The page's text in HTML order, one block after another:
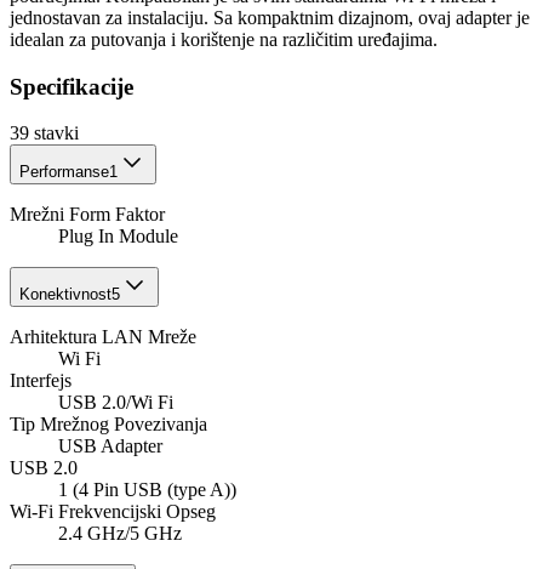
jednostavan za instalaciju. Sa kompaktnim dizajnom, ovaj adapter je
idealan za putovanja i korištenje na različitim uređajima.
Specifikacije
39 stavki
Performanse1
Mrežni Form Faktor
Plug In Module
Konektivnost5
Arhitektura LAN Mreže
Wi Fi
Interfejs
USB 2.0/Wi Fi
Tip Mrežnog Povezivanja
USB Adapter
USB 2.0
1 (4 Pin USB (type A))
Wi-Fi Frekvencijski Opseg
2.4 GHz/5 GHz